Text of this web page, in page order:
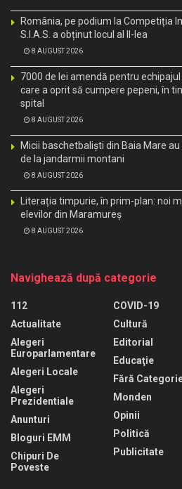
România, pe podium la Competiția
S.I.A.S. a obținut locul al II-lea
8 AUGUST 2026
7000 de lei amendă pentru
care a oprit să cumpere pepeni, în
spital
8 AUGUST 2026
Micii baschetbaliști din Baia Mare
de la jandarmii montani
8 AUGUST 2026
Literația timpurie, în prim-plan: noi
elevilor din Maramureș
8 AUGUST 2026
Navighează după categorie
112
Actualitate
Alegeri
Europarlamentare
Alegeri Locale
Alegeri
Prezidentiale
Anunturi
Bloguri EMM
Chipuri De
Poveste
COVID-19
Cultură
Editorial
Educaţie
Fără
Monden
Opinii
Politică
Publicitate